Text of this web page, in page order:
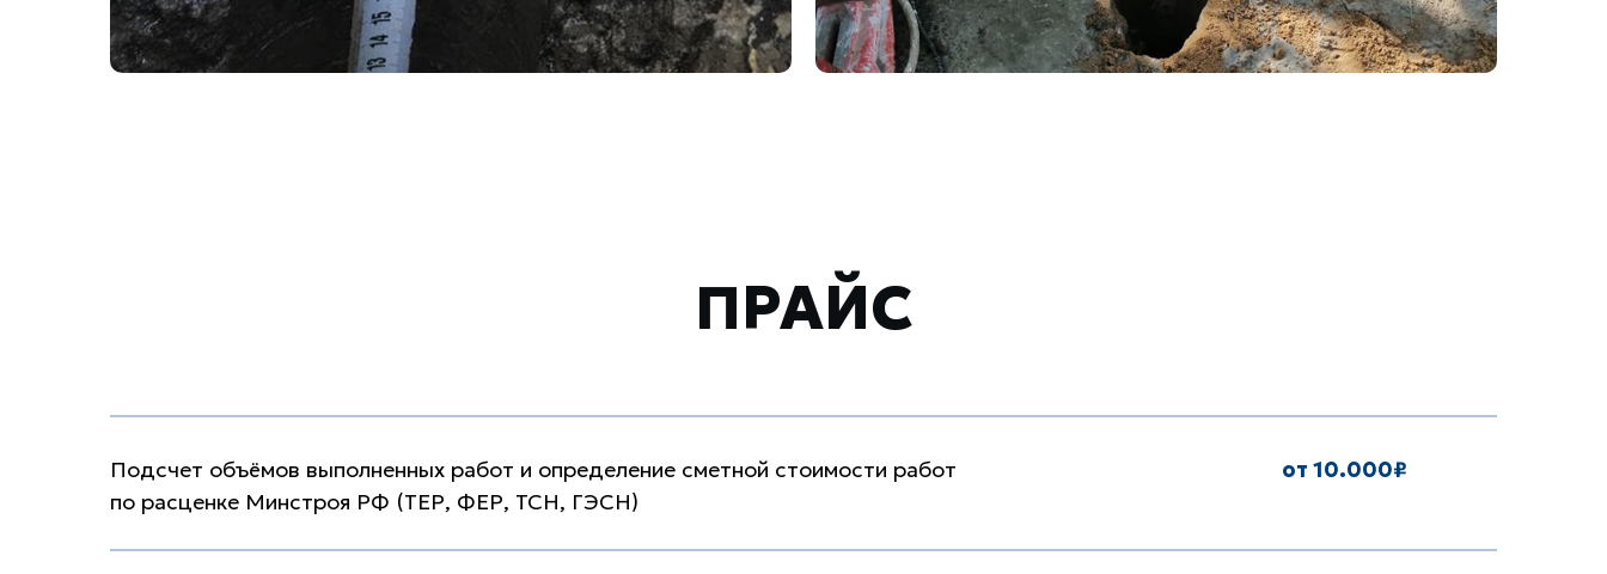
ПРАЙС
от 10.000₽
Подсчет объёмов выполненных работ и определение сметной стоимости работ
по расценке Минстроя РФ (ТЕР, ФЕР, ТСН, ГЭСН)